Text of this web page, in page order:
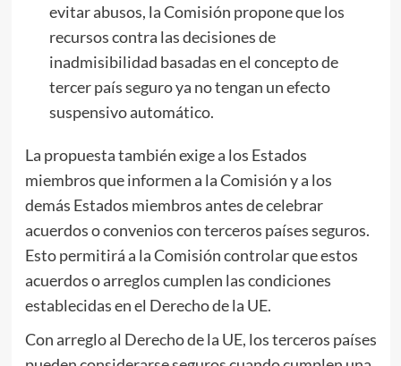
evitar abusos, la Comisión propone que los
recursos contra las decisiones de
inadmisibilidad basadas en el concepto de
tercer país seguro ya no tengan un efecto
suspensivo automático.
La propuesta también exige a los Estados
miembros que informen a la Comisión y a los
demás Estados miembros antes de celebrar
acuerdos o convenios con terceros países seguros.
Esto permitirá a la Comisión controlar que estos
acuerdos o arreglos cumplen las condiciones
establecidas en el Derecho de la UE.
Con arreglo al Derecho de la UE, los terceros países